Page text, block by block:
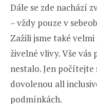
Dále se zde nachází
– vždy pouze v
Zažili jsme také
živelné vlivy. Vše vás
nestalo. Jen počítejte
dovolenou all
podmínkách.